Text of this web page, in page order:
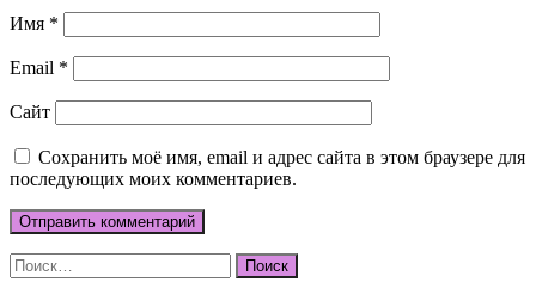
Имя *
Email *
Сайт
Сохранить моё имя, email и адрес сайта в этом браузере для
последующих моих комментариев.
Найти: